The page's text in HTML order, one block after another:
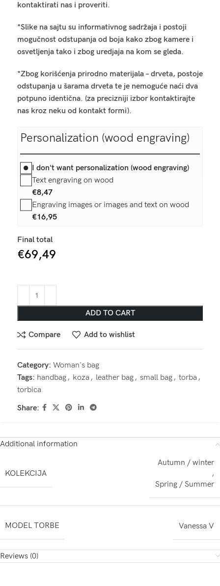
kontaktirati nas i proveriti.
*Slike na sajtu su informativnog sadržaja i postoji
mogučnost odstupanja od boja kako zbog kamere i
osvetljenja tako i zbog uredjaja na kom se gleda.
*Zbog korišćenja prirodno materijala – drveta, postoje
odstupanja u šarama drveta te je nemoguće naći dva
potpuno identična. (za precizniji izbor kontaktirajte
nas kroz neku od kontakt formi).
Personalization (wood engraving)
I don't want personalization (wood engraving)
Text engraving on wood
€8,47
Engraving images or images and text on wood
€16,95
Final total
€69,49
ADD TO CART
Compare Add to wishlist
Category: Woman's bag
Tags: handbag, koza, leather bag, small bag, torba,
torbica
Share:
Additional information
KOLEKCIJA
Autumn / winter
,
Spring / Summer
MODEL TORBE Vanessa V
Reviews (0)